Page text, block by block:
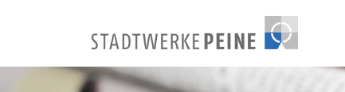
Stadtwerke Peine